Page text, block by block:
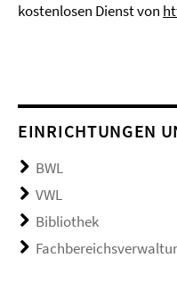
kostenlosen Dienst von
EINRICHTUNGEN
BWL
VWL
Bibliothek